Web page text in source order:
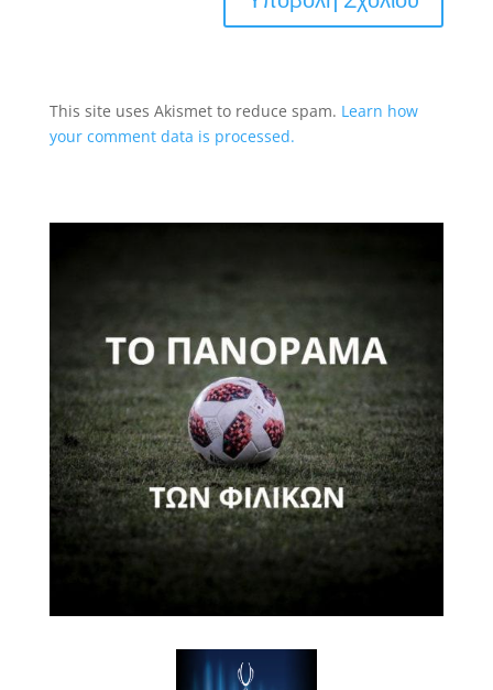
This site uses Akismet to reduce spam. Learn how
your comment data is processed.